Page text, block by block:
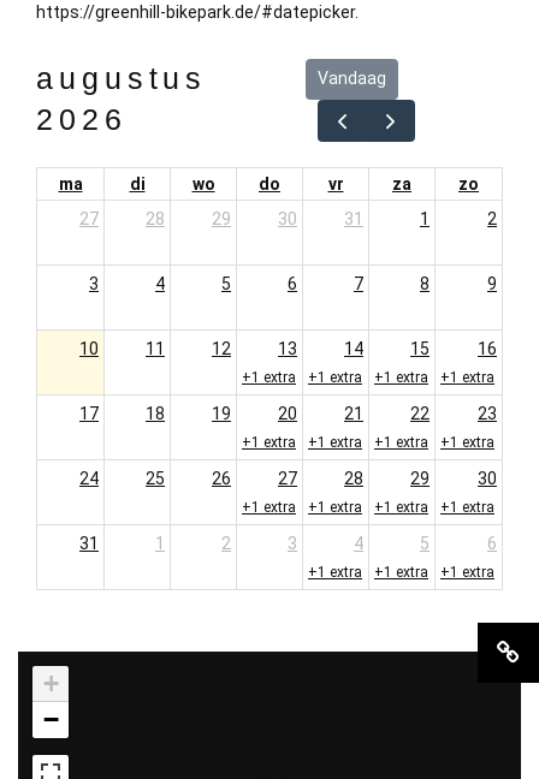
https://greenhill-bikepark.de/#datepicker.
augustus
2026
Vandaag
ma di wo do vr za
zo
27
28 29 30 31 1 2
3 4 5 6 7 8 9
10 11 12 13
+1 extra
14
+1 extra
15
+1 extra
16
+1 extra
17 18 19 20
+1 extra
21
+1 extra
22
+1 extra
23
+1 extra
24 25 26 27
+1 extra
28
+1 extra
29
+1 extra
30
+1 extra
31 1 2 3 4
+1 extra
5
+1 extra
6
+1 extra
+
−